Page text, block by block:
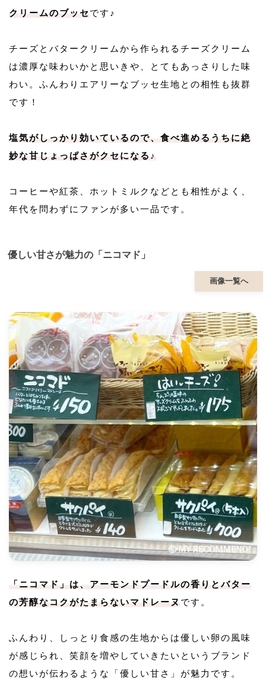
クリームのブッセ です♪
チーズとバタークリームから作られるチーズクリーム
は濃厚な味わいかと思いきや、とてもあっさりした味
わい。ふんわりエアリーなブッセ生地との相性も抜群
です！
塩気がしっかり効いているので、食べ進めるうちに絶
妙な甘じょっぱさがクセになる♪
コーヒーや紅茶、ホットミルクなどとも相性がよく、
年代を問わずにファンが多い一品です。
優しい甘さが魅力の「ニコマド」
画像一覧へ
「ニコマド」は、アーモンドプードルの香りとバター
の芳醇なコクがたまらないマドレーヌ です。
ふんわり、しっとり食感の生地からは優しい卵の風味
が感じられ、笑顔を増やしていきたいというブランド
の想いが伝わるような「優しい甘さ」が魅力です。